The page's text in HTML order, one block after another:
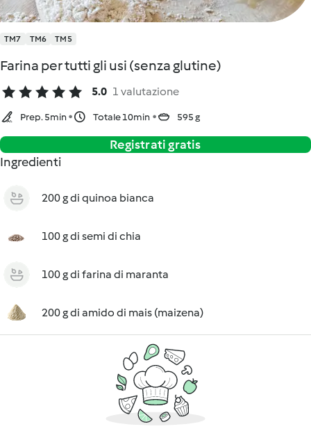
TM7 TM6 TM5
Farina per tutti gli usi (senza glutine)
5.0 1 valutazione
Prep. 5min Totale 10min 595 g
Registrati gratis
Ingredienti
200 g di quinoa bianca
100 g di semi di chia
100 g di farina di maranta
200 g di amido di mais (maizena)